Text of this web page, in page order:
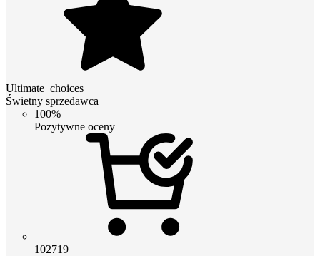
Ultimate_choices
Świetny sprzedawca
100%
Pozytywne oceny
102719